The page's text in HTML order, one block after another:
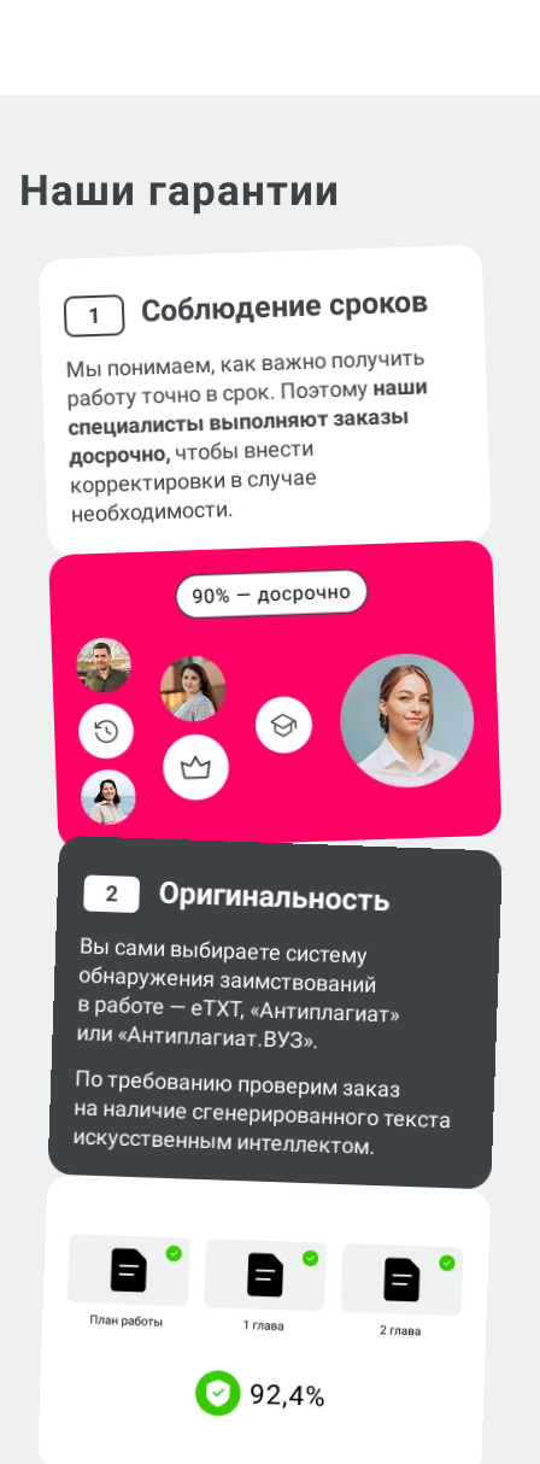
Наши гарантии
1 Соблюдение сроков
Мы понимаем, как важно получить
работу точно в срок. Поэтому наши
специалисты выполняют заказы
досрочно,чтобы внести
корректировки в случае
необходимости.
2 Оригинальность
Вы сами выбираете систему
обнаружения заимствований
в работе — eTXT, «Антиплагиат»
или «Антиплагиат.ВУЗ».
По требованию проверим заказ
на наличие сгенерированного текста
искусственным интеллектом.